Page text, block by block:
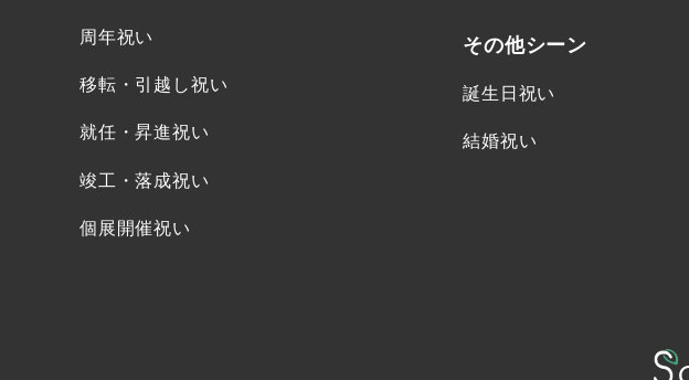
周年祝い
移転・引越し祝い
就任・昇進祝い
竣工・落成祝い
個展開催祝い
その他シーン
誕生日祝い
結婚祝い